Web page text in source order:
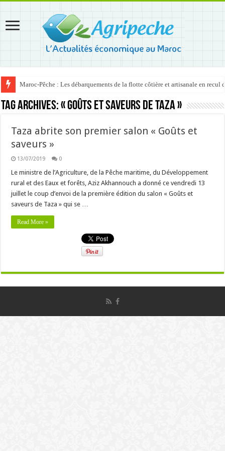
Maroc-Pêche : Les débarquements de la flotte côtière et artisanale en recul
Tag Archives:« Goûts et saveurs de Taza »
Taza abrite son premier salon « Goûts et
saveurs »
13/07/2019 0
Le ministre de l’Agriculture, de la Pêche maritime, du Développement
rural et des Eaux et forêts, Aziz Akhannouch a donné ce vendredi 13
juillet le coup d’envoi de la première édition du salon « Goûts et
saveurs de Taza » qui se …
Read More »